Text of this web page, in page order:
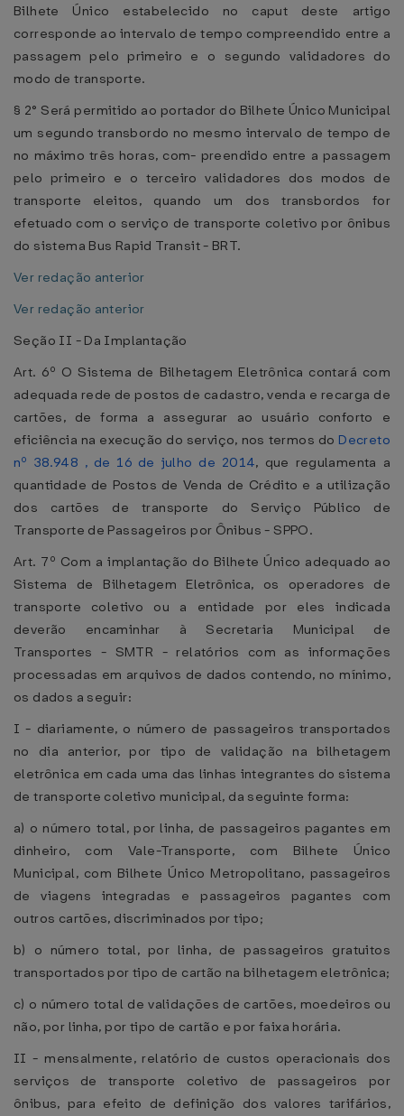
Bilhete Único estabelecido no caput deste artigo
corresponde ao intervalo de tempo compreendido entre a
passagem pelo primeiro e o segundo validadores do
modo de transporte.
§ 2° Será permitido ao portador do Bilhete Único Municipal
um segundo transbordo no mesmo intervalo de tempo de
no máximo três horas, com- preendido entre a passagem
pelo primeiro e o terceiro validadores dos modos de
transporte eleitos, quando um dos transbordos for
efetuado com o serviço de transporte coletivo por ônibus
do sistema Bus Rapid Transit - BRT.
Ver redação anterior
Ver redação anterior
Seção II - Da Implantação
Art. 6º O Sistema de Bilhetagem Eletrônica contará com
adequada rede de postos de cadastro, venda e recarga de
cartões, de forma a assegurar ao usuário conforto e
eficiência na execução do serviço, nos termos do Decreto
nº 38.948 , de 16 de julho de 2014, que regulamenta a
quantidade de Postos de Venda de Crédito e a utilização
dos cartões de transporte do Serviço Público de
Transporte de Passageiros por Ônibus - SPPO.
Art. 7º Com a implantação do Bilhete Único adequado ao
Sistema de Bilhetagem Eletrônica, os operadores de
transporte coletivo ou a entidade por eles indicada
deverão encaminhar à Secretaria Municipal de
Transportes - SMTR - relatórios com as informações
processadas em arquivos de dados contendo, no mínimo,
os dados a seguir:
I - diariamente, o número de passageiros transportados
no dia anterior, por tipo de validação na bilhetagem
eletrônica em cada uma das linhas integrantes do sistema
de transporte coletivo municipal, da seguinte forma:
a) o número total, por linha, de passageiros pagantes em
dinheiro, com Vale-Transporte, com Bilhete Único
Municipal, com Bilhete Único Metropolitano, passageiros
de viagens integradas e passageiros pagantes com
outros cartões, discriminados por tipo;
b) o número total, por linha, de passageiros gratuitos
transportados por tipo de cartão na bilhetagem eletrônica;
c) o número total de validações de cartões, moedeiros ou
não, por linha, por tipo de cartão e por faixa horária.
II - mensalmente, relatório de custos operacionais dos
serviços de transporte coletivo de passageiros por
ônibus, para efeito de definição dos valores tarifários,